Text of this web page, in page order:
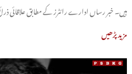
ہیں۔ خبر رساں ادارے رائٹرز کے مطابق علاقائی
مزید پڑھیں